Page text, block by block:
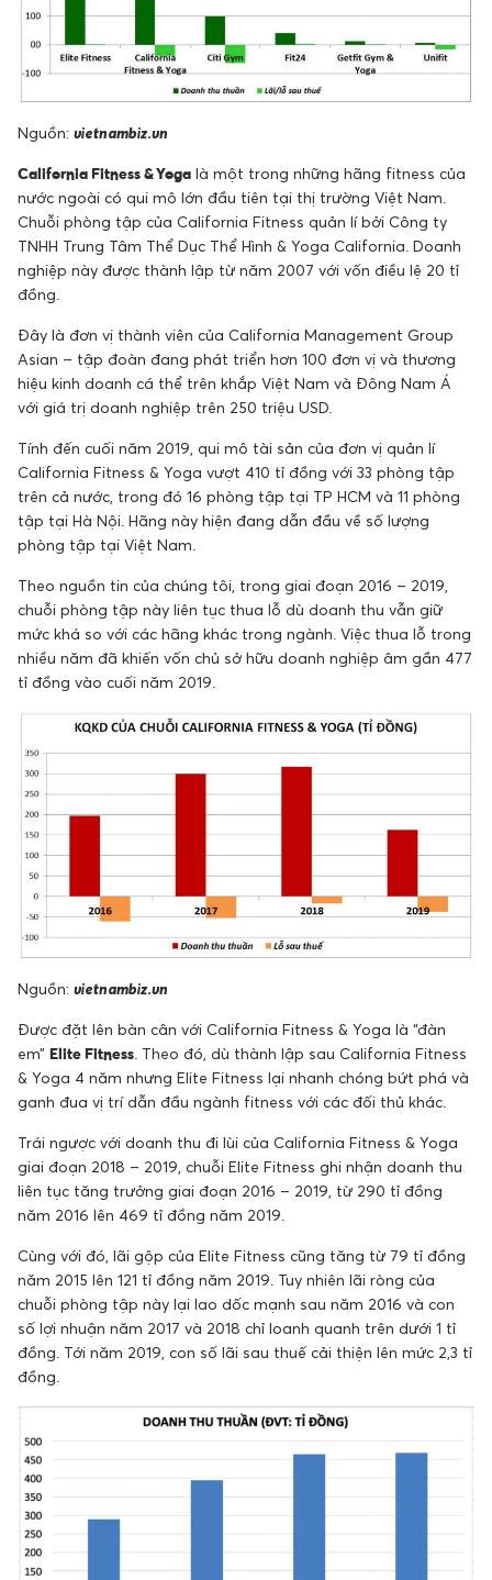
Nguồn: vietnambiz.vn
California Fitness & Yoga là một trong những hãng fitness của
nước ngoài có qui mô lớn đầu tiên tại thị trường Việt Nam.
Chuỗi phòng tập của California Fitness quản lí bởi Công ty
TNHH Trung Tâm Thể Dục Thể Hình & Yoga California. Doanh
nghiệp này được thành lập từ năm 2007 với vốn điều lệ 20 tỉ
đồng.
Đây là đơn vị thành viên của California Management Group
Asian – tập đoàn đang phát triển hơn 100 đơn vị và thương
hiệu kinh doanh cá thể trên khắp Việt Nam và Đông Nam Á
với giá trị doanh nghiệp trên 250 triệu USD.
Tính đến cuối năm 2019, qui mô tài sản của đơn vị quản lí
California Fitness & Yoga vượt 410 tỉ đồng với 33 phòng tập
trên cả nước, trong đó 16 phòng tập tại TP HCM và 11 phòng
tập tại Hà Nội. Hãng này hiện đang dẫn đầu về số lượng
phòng tập tại Việt Nam.
Theo nguồn tin của chúng tôi, trong giai đoạn 2016 – 2019,
chuỗi phòng tập này liên tục thua lỗ dù doanh thu vẫn giữ
mức khá so với các hãng khác trong ngành. Việc thua lỗ trong
nhiều năm đã khiến vốn chủ sở hữu doanh nghiệp âm gần 477
tỉ đồng vào cuối năm 2019.
Nguồn: vietnambiz.vn
Được đặt lên bàn cân với California Fitness & Yoga là “đàn
em” Elite Fitness . Theo đó, dù thành lập sau California Fitness
& Yoga 4 năm nhưng Elite Fitness lại nhanh chóng bứt phá và
ganh đua vị trí dẫn đầu ngành fitness với các đối thủ khác.
Trái ngược với doanh thu đi lùi của California Fitness & Yoga
giai đoạn 2018 – 2019, chuỗi Elite Fitness ghi nhận doanh thu
liên tục tăng trưởng giai đoạn 2016 – 2019, từ 290 tỉ đồng
năm 2016 lên 469 tỉ đồng năm 2019.
Cùng với đó, lãi gộp của Elite Fitness cũng tăng từ 79 tỉ đồng
năm 2015 lên 121 tỉ đồng năm 2019. Tuy nhiên lãi ròng của
chuỗi phòng tập này lại lao dốc mạnh sau năm 2016 và con
số lợi nhuận năm 2017 và 2018 chỉ loanh quanh trên dưới 1 tỉ
đồng. Tới năm 2019, con số lãi sau thuế cải thiện lên mức 2,3 tỉ
đồng.